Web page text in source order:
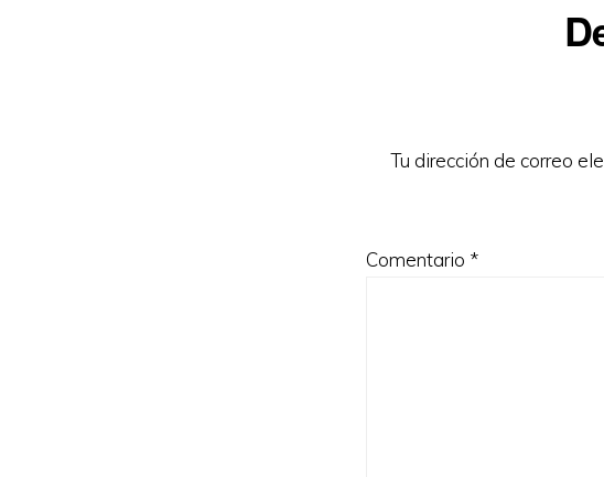
lectores
Tu dirección de correo
Comentario *